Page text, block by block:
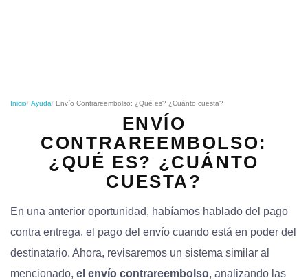
Inicio Ayuda Envío Contrareembolso: ¿Qué es? ¿Cuánto cuesta?
ENVÍO
CONTRAREEMBOLSO:
¿QUÉ ES? ¿CUÁNTO
CUESTA?
En una anterior oportunidad, habíamos hablado del pago
contra entrega, el pago del envío cuando está en poder del
destinatario. Ahora, revisaremos un sistema similar al
mencionado, el envío contrareembolso, analizando las